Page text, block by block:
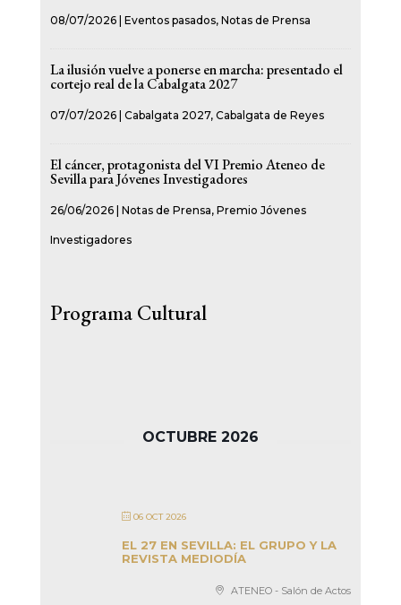
08/07/2026| Eventos pasados, Notas de Prensa
La ilusión vuelve a ponerse en marcha: presentado el
cortejo real de la Cabalgata 2027
07/07/2026| Cabalgata 2027, Cabalgata de Reyes
El cáncer, protagonista del VI Premio Ateneo de
Sevilla para Jóvenes Investigadores
26/06/2026| Notas de Prensa, Premio Jóvenes
Investigadores
Programa Cultural
OCTUBRE 2026
06 OCT 2026
EL 27 EN SEVILLA: EL GRUPO Y LA
REVISTA MEDIODÍA
ATENEO - Salón de Actos